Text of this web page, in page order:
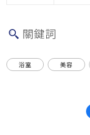
關鍵詞
浴室 美容